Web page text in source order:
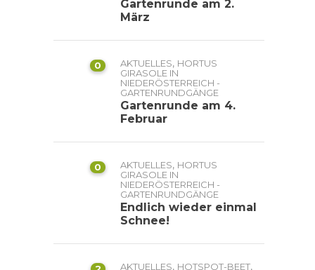
Gartenrunde am 2.
März
0 AKTUELLES, HORTUS
GIRASOLE IN
NIEDERÖSTERREICH -
GARTENRUNDGÄNGE
Gartenrunde am 4.
Februar
0 AKTUELLES, HORTUS
GIRASOLE IN
NIEDERÖSTERREICH -
GARTENRUNDGÄNGE
Endlich wieder einmal
Schnee!
AKTUELLES, HOTSPOT-BEET,